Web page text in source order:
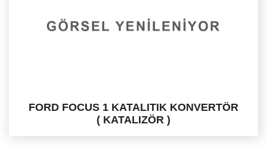
FORD FOCUS 1 KATALITIK KONVERTÖR
( KATALIZÖR )